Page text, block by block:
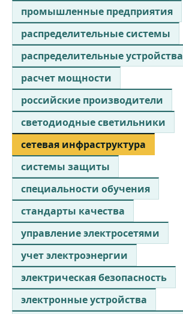
промышленные предприятия
распределительные системы
распределительные устройства
расчет мощности
российские производители
светодиодные светильники
сетевая инфраструктура
системы защиты
специальности обучения
стандарты качества
управление электросетями
учет электроэнергии
электрическая безопасность
электронные устройства